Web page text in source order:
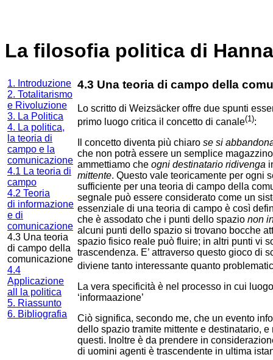
La filosofia politica di
1. Introduzione
2. Totalitarismo
e Rivoluzione
3. La Politica
4. La politica,
la teoria di
campo e la
comunicazione
4.1 La teoria di
campo
4.2 Teoria
di informazione
e di
comunicazione
4.3 Una teoria
di campo della
comunicazione
4.4
Applicazione
all la politica
5. Riassunto
6. Bibliografia
4.3 Una teoria di campo della
Lo scritto di Weizsäcker offre due spunti
primo luogo critica il concetto di canale(1):
Il concetto diventa più chiaro se si
che non potrà essere un semplice
ammettiamo che ogni destinatario ridivenga
mittente. Questo vale teoricamente per ogni
sufficiente per una teoria di campo della
segnale può essere considerato come un
essenziale di una teoria di campo è così
che è assodato che i punti dello spazio non
alcuni punti dello spazio si trovano bocche
spazio fisico reale può fluire; in altri punti vi
trascendenza. E’ attraverso questo gioco di
diviene tanto interessante quanto
La vera specificità è nel processo in cui
‘informaazione’
Ciò significa, secondo me, che un evento
dello spazio tramite mittente e destinatario,
questi. Inoltre è da prendere in
di uomini agenti è trascendente in ultima